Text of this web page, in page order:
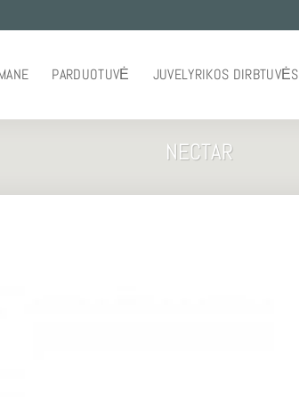
PARDUOTUVĖ JUVELYRIKOS DIRBTUVĖS
NECTAR